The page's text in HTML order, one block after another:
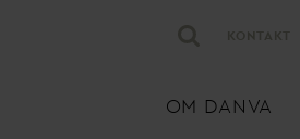
OM DANVA